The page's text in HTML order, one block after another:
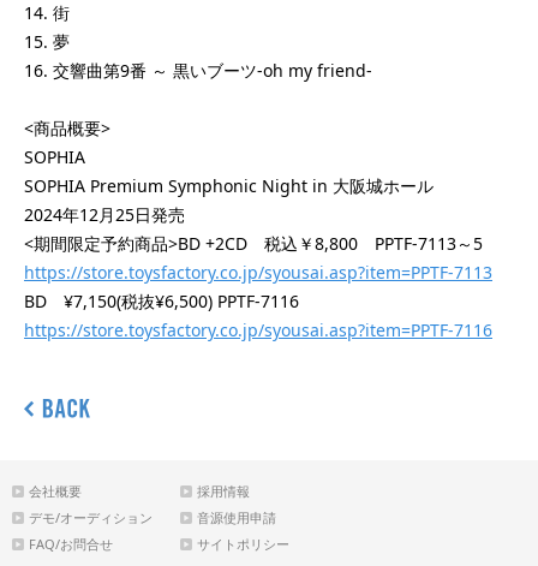
14. 街
15. 夢
16. 交響曲第9番 ～ 黒いブーツ-oh my friend-
<商品概要>
SOPHIA
SOPHIA Premium Symphonic Night in 大阪城ホール
2024年12月25日発売
<期間限定予約商品>BD +2CD 税込￥8,800 PPTF-7113～5
https://store.toysfactory.co.jp/syousai.asp?item=PPTF-7113
BD ¥7,150(税抜¥6,500) PPTF-7116
https://store.toysfactory.co.jp/syousai.asp?item=PPTF-7116
会社概要
採用情報
デモ/オーディション
音源使用申請
FAQ/お問合せ
サイトポリシー